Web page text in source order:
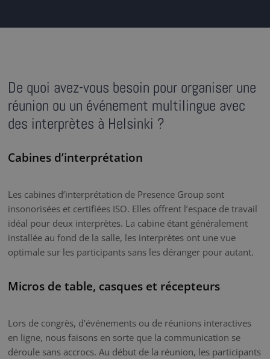
De quoi avez-vous besoin pour organiser une
réunion ou un événement multilingue avec
des interprètes à Helsinki ?
Cabines d’interprétation
Les cabines d’interprétation de Presence Group sont
insonorisées et certifiées ISO. Elles offrent l’espace de travail
idéal pour deux interprètes. La cabine étant généralement
installée au fond de la salle, les interprètes ont une vue
optimale sur les participants sans les déranger pour autant.
Micros de table, casques et récepteurs
Lors de congrès, d’événements ou de réunions interactives
en ligne, nous faisons en sorte que la communication se
déroule sans accrocs. Au début de la réunion, les participants